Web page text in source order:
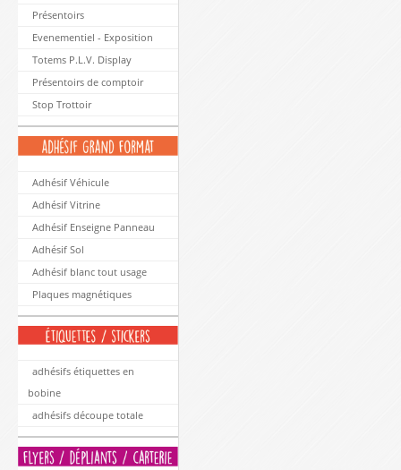
Présentoirs
Evenementiel - Exposition
Totems P.L.V. Display
Présentoirs de comptoir
Stop Trottoir
Adhésif Véhicule
Adhésif Vitrine
Adhésif Enseigne Panneau
Adhésif Sol
Adhésif blanc tout usage
Plaques magnétiques
adhésifs étiquettes en
bobine
adhésifs découpe totale